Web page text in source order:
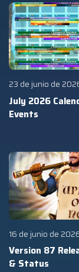
23 de junio de
July 2026
Events
16 de junio de
Version 87
& Status